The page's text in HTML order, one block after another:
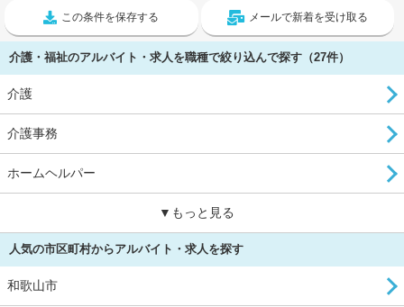
この条件を保存する メールで新着を受け取る
介護・福祉のアルバイト・求人を職種で絞り込んで探す（27件）
介護
介護事務
ホームヘルパー
▼もっと見る
人気の市区町村からアルバイト・求人を探す
和歌山市